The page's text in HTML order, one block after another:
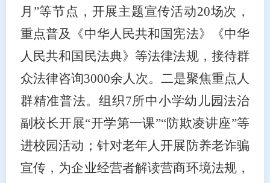
月”等节点，开展主题宣传活动20场次，
重点普及《中华人民共和国宪法》《中华
人民共和国民法典》等法律法规，接待群
众法律咨询3000余人次。二是聚焦重点人
群精准普法。组织7所中小学幼儿园法治
副校长开展“开学第一课”“防欺凌讲座”等
进校园活动；针对老年人开展防养老诈骗
宣传，为企业经营者解读营商环境法规，